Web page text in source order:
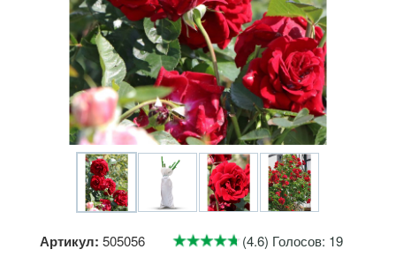
Артикул: 505056 (4.6) Голосов: 19